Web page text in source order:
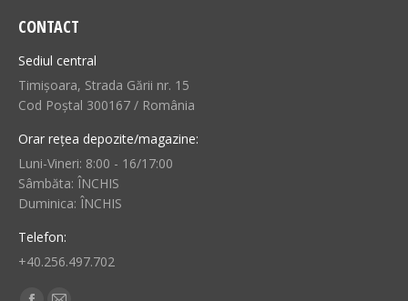
CONTACT
Sediul central
Timișoara, Strada Gării nr. 15
Cod Poștal 300167 / România
Orar rețea depozite/magazine:
Luni-Vineri: 8:00 - 16/17:00
Sâmbăta: ÎNCHIS
Duminica: ÎNCHIS
Telefon:
+40.256.497.702
Find us on: